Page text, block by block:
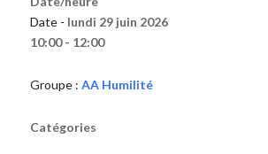
Date - lundi 29 juin 2026
10:00 - 12:00
Groupe : AA Humilité
Catégories